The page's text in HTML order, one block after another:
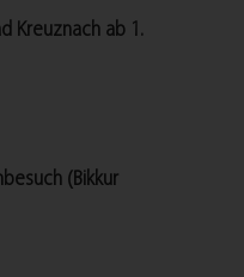
Kreuznach ab 1.
(Bikkur